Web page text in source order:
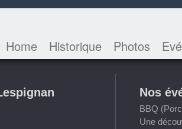
Home Historique Photos
Nos
BBQ
Une